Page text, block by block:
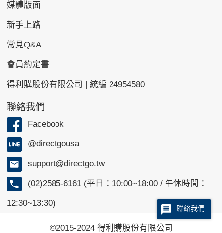
聯絡我們
媒體版面
新手上路
常見Q&A
會員約定書
得利購股份有限公司 | 統編 24954580
聯絡我們
Facebook
@directgousa
support@directgo.tw
(02)2585-6161 (平日：10:00~18:00 / 午休時間：
12:30~13:30)
©2015-2024 得利購股份有限公司